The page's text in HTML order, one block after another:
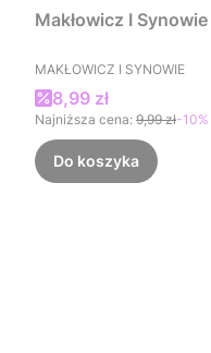
Makłowicz I
PRODUCENT
MAKŁOWICZ I SYNOWIE
Cena promocyjna
8,99 zł
Najniższa cena: 9,99 zł-10%
Do koszyka